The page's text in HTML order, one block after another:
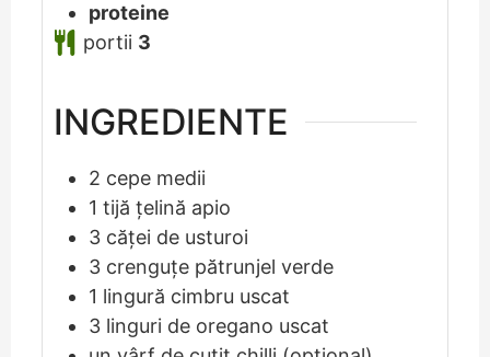
proteine
portii 3
INGREDIENTE
2 cepe medii
1 tijă țelină apio
3 căței de usturoi
3 crenguțe pătrunjel verde
1 lingură cimbru uscat
3 linguri de oregano uscat